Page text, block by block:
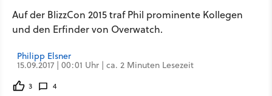
Auf der BlizzCon 2015 traf Phil prominente Kollegen
und den Erfinder von Overwatch.
Philipp Elsner
15.09.2017 | 00:01 Uhr | ca. 2 Minuten Lesezeit
3 4